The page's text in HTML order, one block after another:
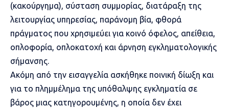
(κακούργημα), σύσταση συμμορίας, διατάραξη της
λειτουργίας υπηρεσίας, παράνομη βία, φθορά
πράγματος που χρησιμεύει για κοινό όφελος, απείθεια,
οπλοφορία, οπλοκατοχή και άρνηση εγκληματολογικής
σήμανσης.
Ακόμη από την εισαγγελία ασκήθηκε ποινική δίωξη και
για το πλημμέλημα της υπόθαλψης εγκληματία σε
βάρος μιας κατηγορουμένης, η οποία δεν έχει